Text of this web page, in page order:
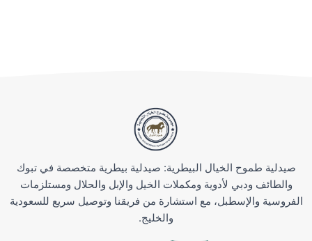
صيدلية طموح الخيال البيطرية: صيدلية بيطرية متخصصة في تبوك
والطائف ودبي لأدوية ومكملات الخيل والإبل والحلال ومستلزمات
الفروسية والإسطبل، مع استشارة من فريقنا وتوصيل سريع للسعودية
والخليج.